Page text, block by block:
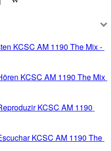
KCSC AM 1190 The Mix -
KCSC AM 1190 The Mix
KCSC AM 1190
KCSC AM 1190 The